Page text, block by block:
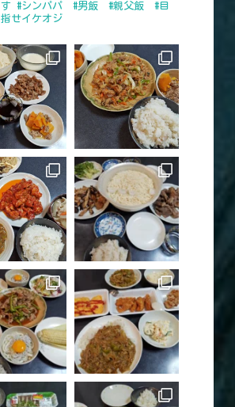
す #シンパパ #男飯 #親父飯 #目
指せイケオジ